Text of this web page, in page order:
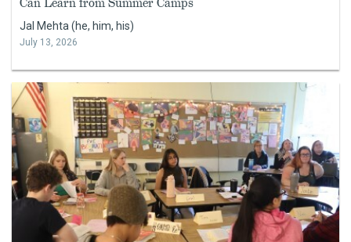
Jal Mehta (he, him, his)
July 13, 2026